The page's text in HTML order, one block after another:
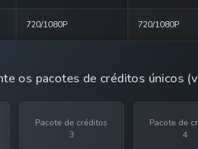
720/1080P 720/1080P
os pacotes de créditos únicos
Pacote de créditos
3
Pacote de
4